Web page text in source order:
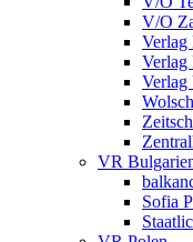
V/O
Verlag
Verlag
Verlag
VR
Sofia